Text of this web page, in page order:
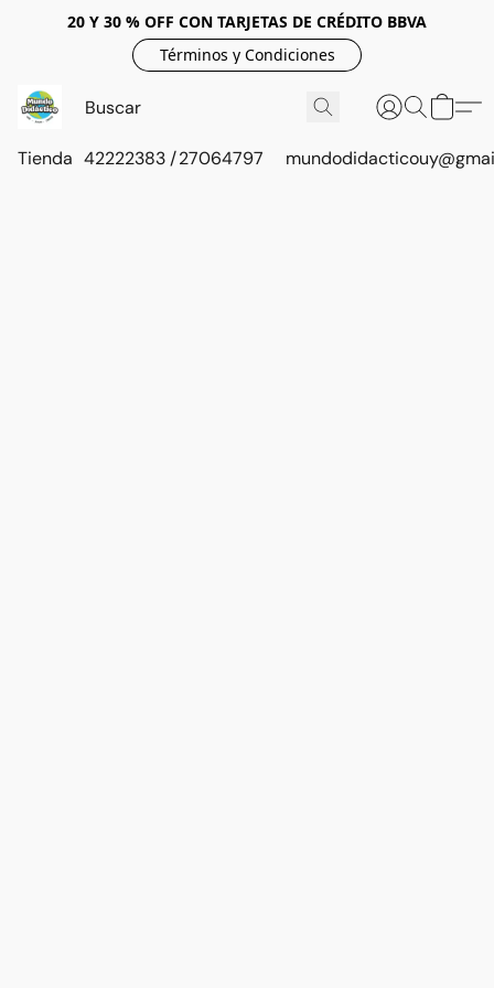
20 Y 30 % OFF CON TARJETAS DE CRÉDITO BBVA
Términos y Condiciones
Tienda 42222383 / 27064797